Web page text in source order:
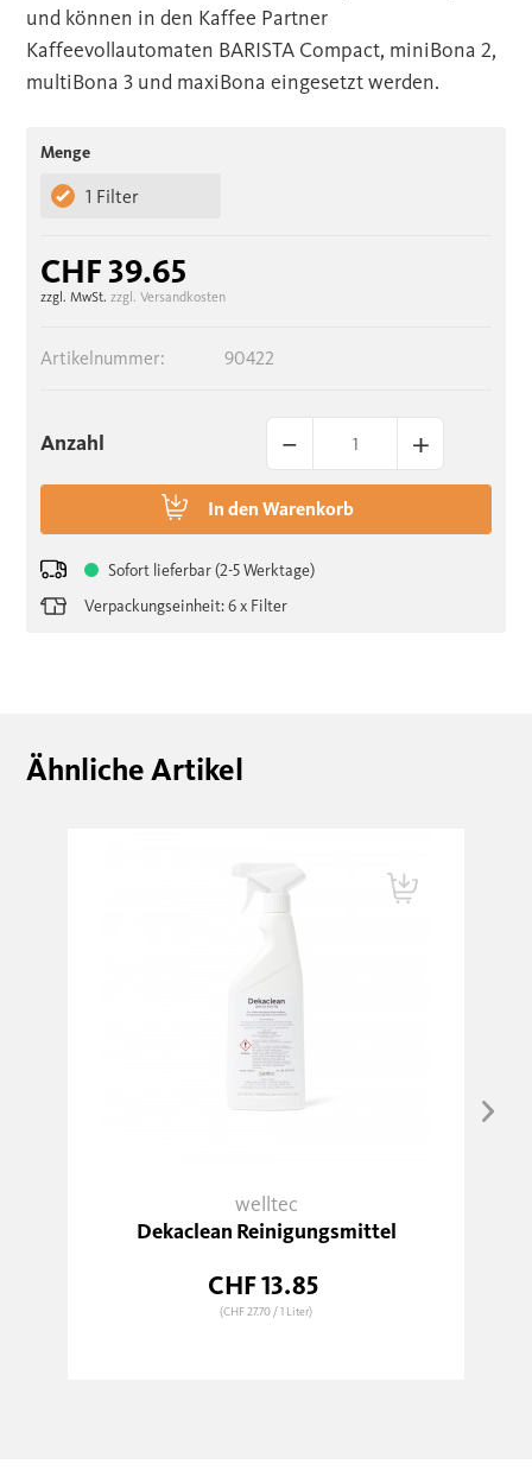
und können in den Kaffee Partner
Kaffeevollautomaten BARISTA Compact, miniBona 2,
multiBona 3 und maxiBona eingesetzt werden.
Menge
1 Filter
CHF 39.65
zzgl. MwSt. zzgl. Versandkosten
Sofort lieferbar (2-5 Werktage)
Verpackungseinheit: 6 x Filter
Artikelnummer: 90422
Anzahl – +
In den Warenkorb
Ähnliche Artikel
welltec
Dekaclean Reinigungsmittel
CHF 13.85
(CHF 27.70/ 1 Liter)